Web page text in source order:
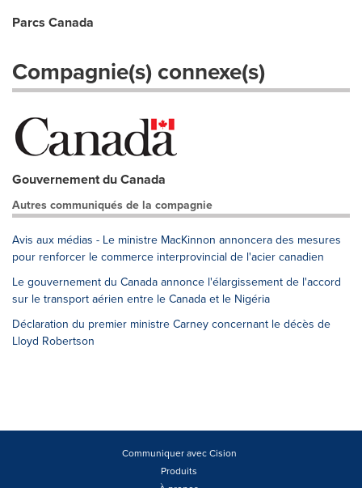
Parcs Canada
Compagnie(s) connexe(s)
Gouvernement du Canada
Autres communiqués de la compagnie
Avis aux médias - Le ministre MacKinnon annoncera des mesures
pour renforcer le commerce interprovincial de l'acier canadien
Le gouvernement du Canada annonce l'élargissement de l'accord
sur le transport aérien entre le Canada et le Nigéria
Déclaration du premier ministre Carney concernant le décès de
Lloyd Robertson
Communiquer avec Cision
Produits